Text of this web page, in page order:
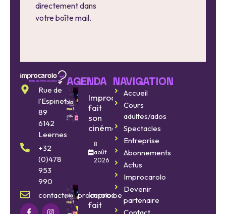
directement dans
votre boîte mail.
Rue de
l’Espinette
89
6142
Leernes
+32
(0)478
953
990
contact@improcarolo.be
AGENDA
Improcarolo
fait
son
cinéma
8
août
2026
Improcarolo
fait
NAVIGATION
Accueil
Cours
adultes/ados
Spectacles
Entreprise
Abonnements
Actus
Improcarolo
Devenir
partenaire